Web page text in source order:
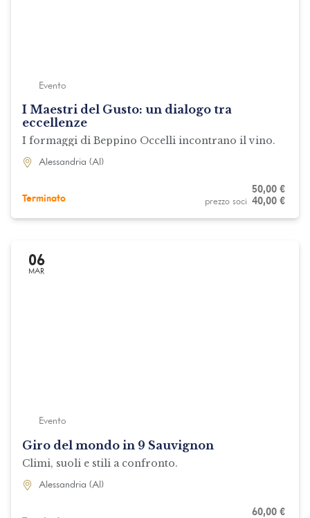
Evento
I Maestri del Gusto: un dialogo tra
eccellenze
I formaggi di Beppino Occelli incontrano il vino.
Alessandria (Al)
Terminato
50,00 €
40,00 €
06
MAR
Evento
Giro del mondo in 9 Sauvignon
Climi, suoli e stili a confronto.
Alessandria (Al)
60,00 €